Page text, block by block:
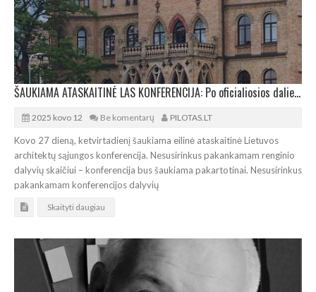
ŠAUKIAMA ATASKAITINĖ LAS KONFERENCIJA: Po oficialiosios dalies – architektūrinė ekskursija
2025 kovo 12 Be komentarų PILOTAS.LT
Kovo 27 dieną, ketvirtadienį šaukiama eilinė ataskaitinė Lietuvos
architektų sąjungos konferencija. Nesusirinkus pakankamam renginio
dalyvių skaičiui – konferencija bus šaukiama pakartotinai. Nesusirinkus
pakankamam konferencijos dalyvių
Skaityti daugiau